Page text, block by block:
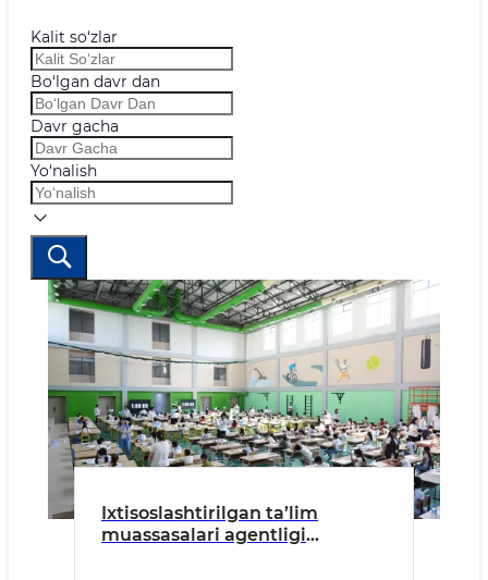
Kalit so‘zlar
Bo‘lgan davr dan
Davr gacha
Yo‘nalish
Ixtisoslashtirilgan ta’lim
muassasalari agentligi